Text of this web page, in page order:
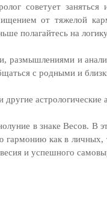
советует
от тяжелой
полагайтесь на
размышлениями и
с родными и
астрологические
в знаке Весов. В
гармонию как в
и успешного